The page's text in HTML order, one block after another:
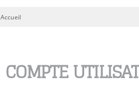
Vous êtes ici
Accueil
COMPTE